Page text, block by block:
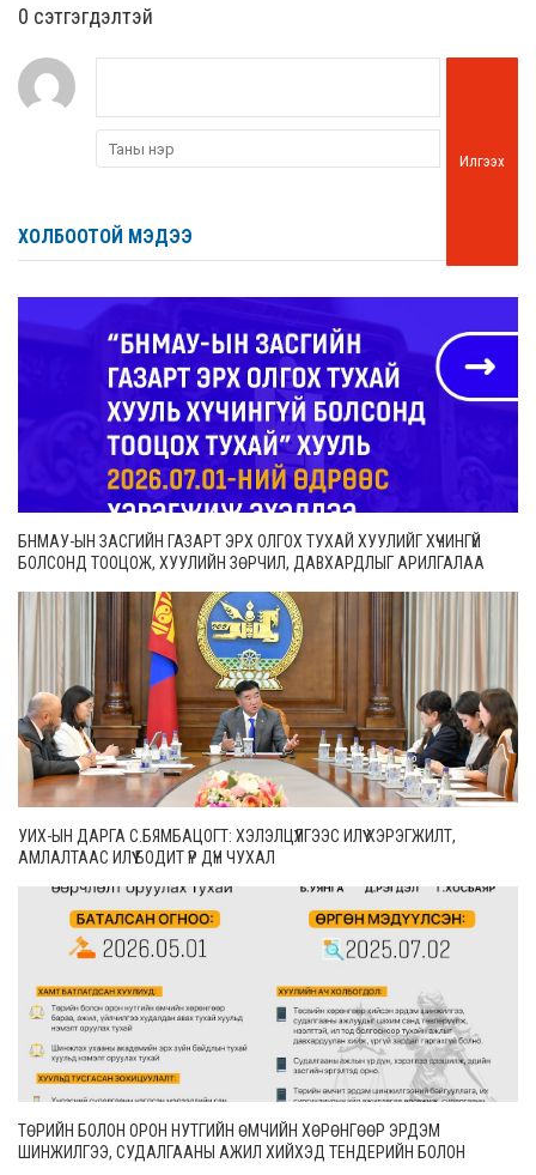
0 cэтгэгдэлтэй
Илгээх
ХОЛБООТОЙ МЭДЭЭ
БНМАУ-ЫН ЗАСГИЙН ГАЗАРТ ЭРХ ОЛГОХ ТУХАЙ ХУУЛИЙГ ХҮЧИНГҮЙ
БОЛСОНД ТООЦОЖ, ХУУЛИЙН ЗӨРЧИЛ, ДАВХАРДЛЫГ АРИЛГАЛАА
УИХ-ЫН ДАРГА С.БЯМБАЦОГТ: ХЭЛЭЛЦҮҮЛГЭЭС ИЛҮҮ ХЭРЭГЖИЛТ,
АМЛАЛТААС ИЛҮҮ БОДИТ ҮР ДҮН ЧУХАЛ
ТӨРИЙН БОЛОН ОРОН НУТГИЙН ӨМЧИЙН ХӨРӨНГӨӨР ЭРДЭМ
ШИНЖИЛГЭЭ, СУДАЛГААНЫ АЖИЛ ХИЙХЭД ТЕНДЕРИЙН БОЛОН